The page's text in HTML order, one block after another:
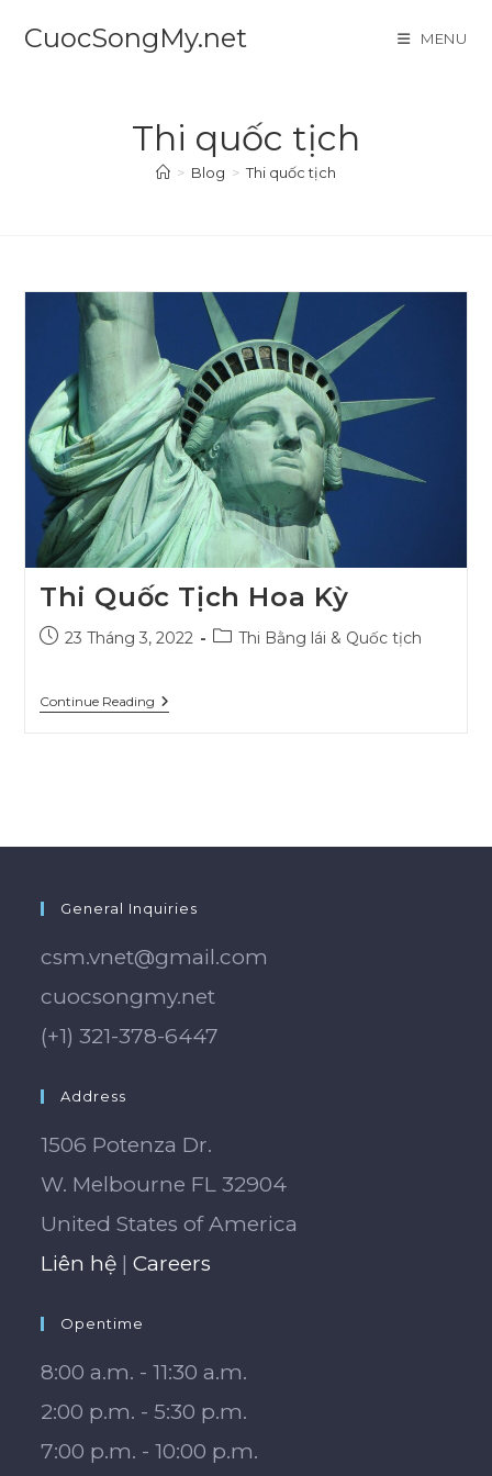
CuocSongMy.net MENU
Thi quốc tịch
> Blog > Thi quốc tịch
Thi Quốc Tịch Hoa Kỳ
Post23 Tháng 3, 2022
PostThi Bằng lái & Quốc tịch
Continue ReadingThi
Quốc
General Inquiries
csm.vnet@gmail.com
cuocsongmy.net
(+1) 321-378-6447
Address
1506 Potenza Dr.
W. Melbourne FL 32904
United States of America
Liên hệ |Careers
Opentime
8:00 a.m. - 11:30 a.m.
2:00 p.m. - 5:30 p.m.
7:00 p.m. - 10:00 p.m.